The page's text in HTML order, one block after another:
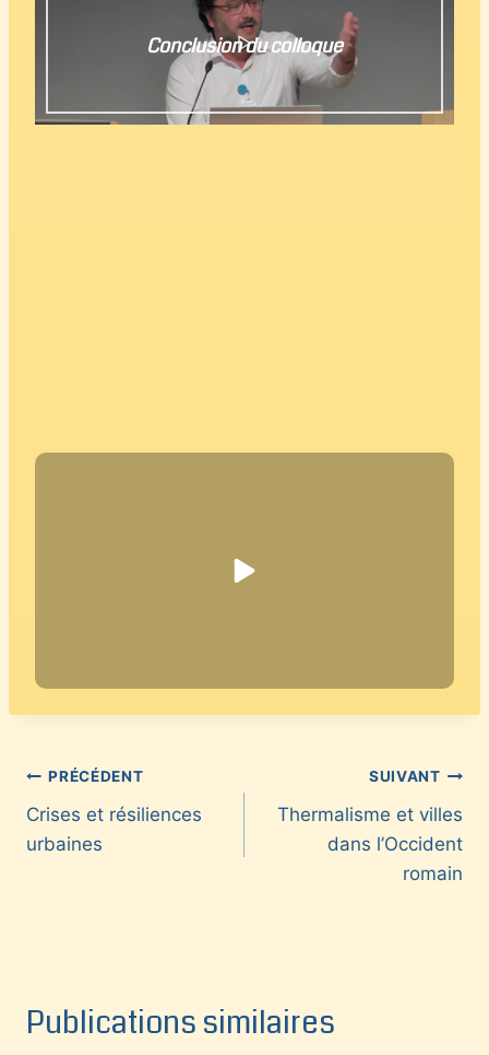
Conclusion du colloque
Jens-Bjørn Riis Andresen
Navigation
de
PRÉCÉDENT
Crises et résiliences
urbaines
SUIVANT
Thermalisme et villes
dans l’Occident
romain
Publications similaires